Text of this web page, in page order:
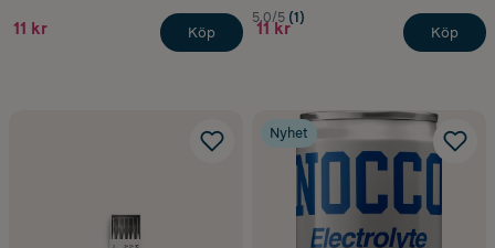
11 kr Köp
5.0/5 (1)
11 kr Köp
Nyhet